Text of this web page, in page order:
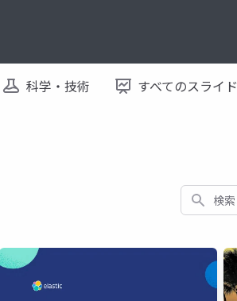
科学・技術 すべてのスライド
検索